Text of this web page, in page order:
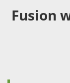
Fusion